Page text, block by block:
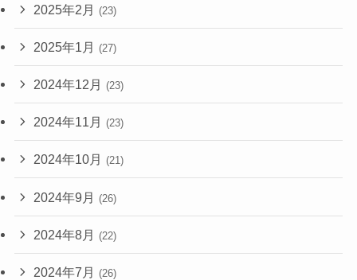
2025年2月 (23)
2025年1月 (27)
2024年12月 (23)
2024年11月 (23)
2024年10月 (21)
2024年9月 (26)
2024年8月 (22)
2024年7月 (26)